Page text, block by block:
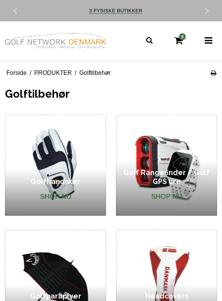
3 FYSISKE BUTIKKER
0
Forside / PRODUKTER / Golftilbehør
Golftilbehør
Golfhandsker
SHOP NU
Golf Rangefinder / Golf
GPS ure
SHOP NU
Golfparaplyer
Headcovers